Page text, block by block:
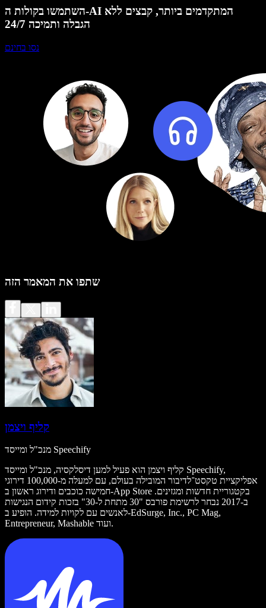
השתמשו בקולות ה-AI המתקדמים ביותר, קבצים ללא
הגבלה ותמיכה 24/7
נסו בחינם
שתפו את המאמר הזה
קליף ויצמן
מנכ"ל ומייסד Speechify
קליף ויצמן הוא פעיל למען דיסלקסיה, מנכ"ל ומייסד Speechify,
אפליקציית טקסט־לדיבור המובילה בעולם, עם למעלה מ-100,000 דירוגי
חמישה כוכבים ודירוג ראשון ב-App Store בקטגוריית חדשות ומגזינים.
ב-2017 נבחר לרשימת פורבס "30 מתחת ל-30" בזכות קידום הנגישות
לאנשים עם לקויות למידה. הופיע ב-EdSurge, Inc., PC Mag,
Entrepreneur, Mashable ועוד.